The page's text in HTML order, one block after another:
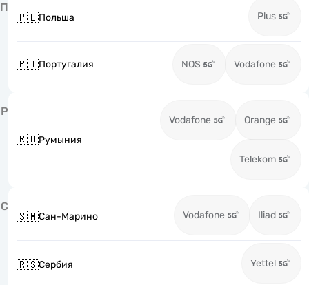
П
🇵🇱Польша Plus
🇵🇹Португалия NOS Vodafone
Р
🇷🇴Румыния
Vodafone Orange
Telekom
С
🇸🇲Сан-Марино Vodafone Iliad
🇷🇸Сербия Yettel